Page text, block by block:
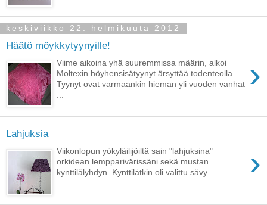
keskiviikko 22. helmikuuta 2012
Häätö möykkytyynyille!
›
Viime aikoina yhä suuremmissa määrin, alkoi
Moltexin höyhensisätyynyt ärsyttää todenteolla.
Tyynyt ovat varmaankin hieman yli vuoden vanhat
Lahjuksia
›
Viikonlopun yökyläilijöiltä sain "lahjuksina"
orkidean lempparivärissäni sekä mustan
kynttilälyhdyn. Kynttilätkin oli valittu sävy...